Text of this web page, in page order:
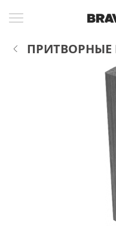
ПРИТВОРНЫЕ